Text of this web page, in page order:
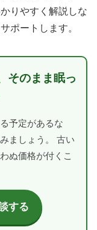
りやすく解説しな
ポートします。
そのまま眠っ
予定があるな
ましょう。 古い
ぬ価格が付くこ
する